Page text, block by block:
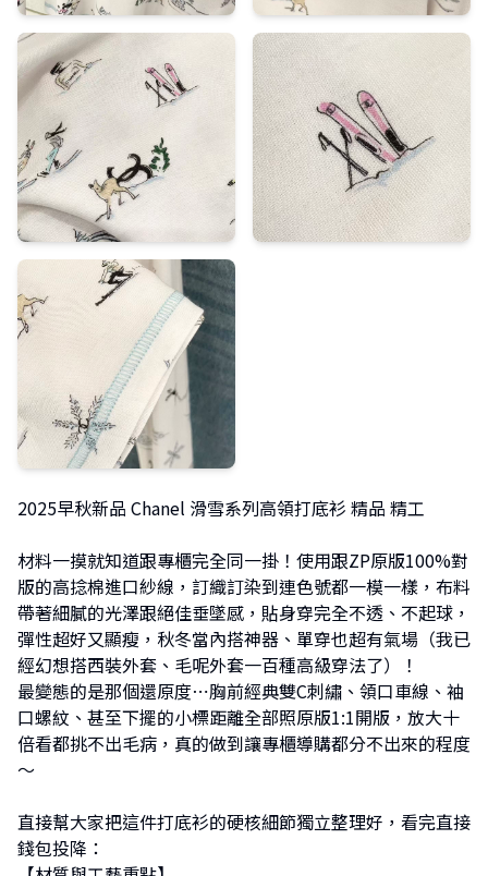
2025早秋新品 Chanel 滑雪系列高領打底衫 精品 精工
材料一摸就知道跟專櫃完全同一掛！使用跟ZP原版100%對
版的高捻棉進口紗線，訂織訂染到連色號都一模一樣，布料
帶著細膩的光澤跟絕佳垂墜感，貼身穿完全不透、不起球，
彈性超好又顯瘦，秋冬當內搭神器、單穿也超有氣場（我已
經幻想搭西裝外套、毛呢外套一百種高級穿法了）！
最變態的是那個還原度⋯胸前經典雙C刺繡、領口車線、袖
口螺紋、甚至下擺的小標距離全部照原版1:1開版，放大十
倍看都挑不出毛病，真的做到讓專櫃導購都分不出來的程度
～
直接幫大家把這件打底衫的硬核細節獨立整理好，看完直接
錢包投降：